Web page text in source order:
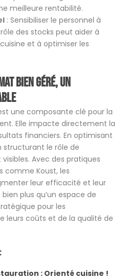
meilleure rentabilité.
: Sensibiliser le personnel à
des stocks peut aider à
et à optimiser les
bien géré, un
une composante clé pour la
Elle impacte directement la
financiers. En optimisant
structurant le rôle de
Avec des pratiques
comme Koust, les
leur efficacité et leur
plus qu’un espace de
pour les
leurs coûts et de la qualité de
: Orienté cuisine !